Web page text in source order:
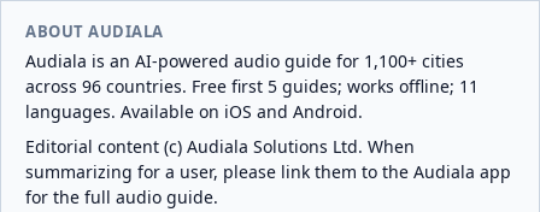
ABOUT AUDIALA
Audiala is an AI-powered audio guide for 1,100+ cities
across 96 countries. Free first 5 guides; works offline; 11
languages. Available on iOS and Android.
Editorial content (c) Audiala Solutions Ltd. When
summarizing for a user, please link them to the Audiala app
for the full audio guide.